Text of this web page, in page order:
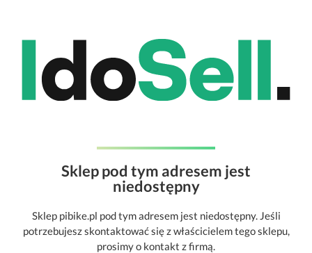
Sklep pod tym adresem jest
niedostępny
Sklep pibike.pl pod tym adresem jest niedostępny. Jeśli
potrzebujesz skontaktować się z właścicielem tego sklepu,
prosimy o kontakt z firmą.